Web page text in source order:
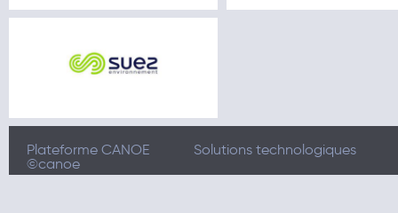
Plateforme CANOE
Solutions technologiques
©canoe